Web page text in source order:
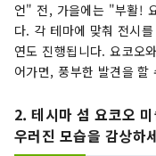
언" 전, 가을에는 "부활!
다. 각 테마에 맞춰 전시
연도 진행됩니다. 요코오
어가면, 풍부한 발견을
2. 테시마 섬 요코오
우러진 모습을 감상하